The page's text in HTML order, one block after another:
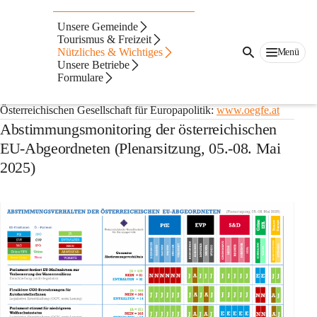
Unsere Gemeinde
Tourismus & Freizeit
Nützliches & Wichtiges
Unsere Betriebe
Formulare
Menü
Europa
Informationen der Europäischen Union
Österreichischen Gesellschaft für Europapolitik: www.oegfe.at
Abstimmungsmonitoring der österreichischen
EU-Abgeordneten (Plenarsitzung, 05.-08. Mai
2025)